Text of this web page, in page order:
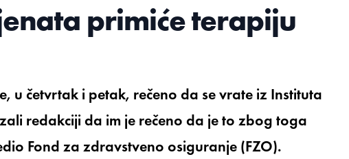
primiće terapiju
u četvrtak i petak, rečeno da se vrate iz Instituta
redakciji da im je rečeno da je to zbog toga
Fond za zdravstveno osiguranje (FZO).